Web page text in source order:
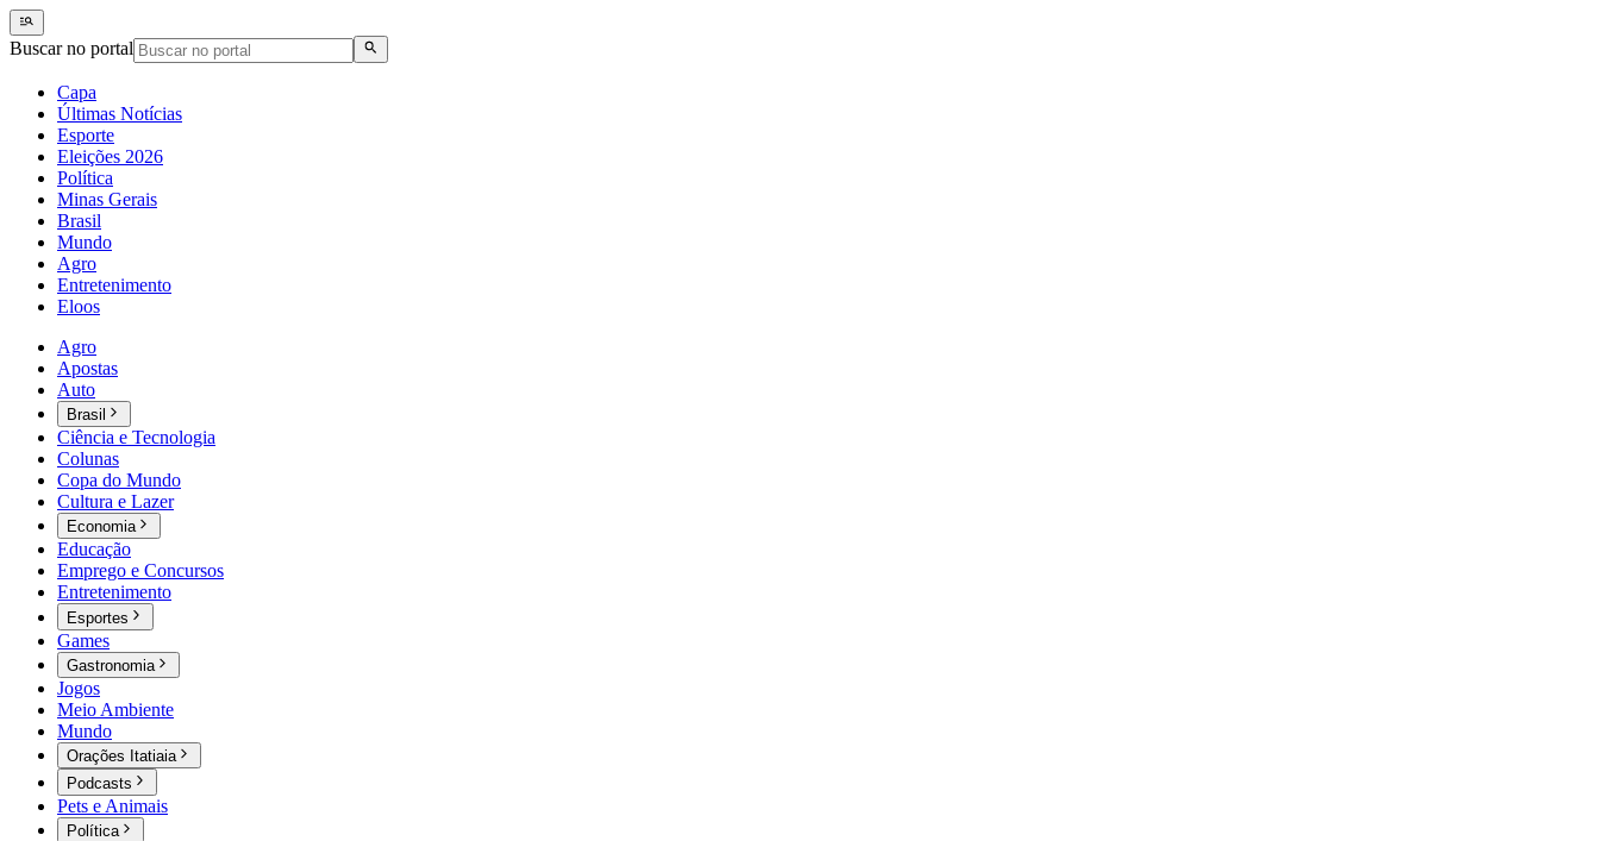
Buscar no portal
Capa
Últimas Notícias
Esporte
Eleições 2026
Política
Minas Gerais
Brasil
Mundo
Agro
Entretenimento
Eloos
Agro
Apostas
Auto
Brasil
Ciência e Tecnologia
Colunas
Copa do Mundo
Cultura e Lazer
Economia
Educação
Emprego e Concursos
Entretenimento
Esportes
Games
Gastronomia
Jogos
Meio Ambiente
Mundo
Orações Itatiaia
Podcasts
Pets e Animais
Política